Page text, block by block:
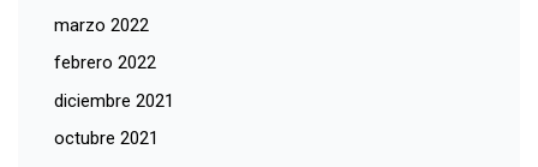
marzo 2022
febrero 2022
diciembre 2021
octubre 2021